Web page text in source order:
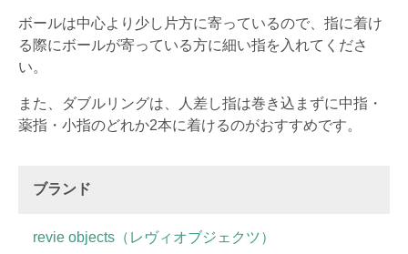
ボールは中心より少し片方に寄っているので、指に着け
る際にボールが寄っている方に細い指を入れてくださ
い。
また、ダブルリングは、人差し指は巻き込まずに中指・
薬指・小指のどれか2本に着けるのがおすすめです。
ブランド
revie objects（レヴィオブジェクツ）